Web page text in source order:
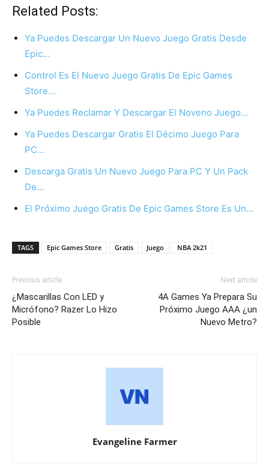
Related Posts:
Ya Puedes Descargar Un Nuevo Juego Gratis Desde
Epic…
Control Es El Nuevo Juego Gratis De Epic Games
Store…
Ya Puedes Reclamar Y Descargar El Noveno Juego…
Ya Puedes Descargar Gratis El Décimo Juego Para
PC…
Descarga Gratis Un Nuevo Juego Para PC Y Un Pack
De…
El Próximo Juego Gratis De Epic Games Store Es Un…
TAGS Epic Games Store Gratis Juego NBA 2k21
Previous article
¿Mascarillas Con LED y
Micrófono? Razer Lo Hizo
Posible
Next article
4A Games Ya Prepara Su
Próximo Juego AAA ¿un
Nuevo Metro?
Evangeline Farmer